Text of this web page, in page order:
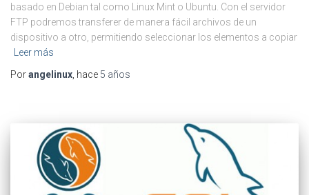
basado en Debian tal como Linux Mint o Ubuntu. Con el servidor
FTP podremos transferer de manera fácil archivos de un
dispositivo a otro, permitiendo seleccionar los elementos a copiar
Leer más
Porangelinux , hace 5 años